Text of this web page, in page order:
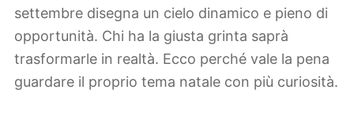
settembre disegna un cielo dinamico e pieno di
opportunità. Chi ha la giusta grinta saprà
trasformarle in realtà. Ecco perché vale la pena
guardare il proprio tema natale con più curiosità.